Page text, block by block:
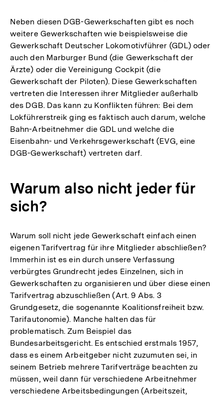
Neben diesen DGB-Gewerkschaften gibt es noch
weitere Gewerkschaften wie beispielsweise die
Gewerkschaft Deutscher Lokomotivführer (GDL) oder
auch den Marburger Bund (die Gewerkschaft der
Ärzte) oder die Vereinigung Cockpit (die
Gewerkschaft der Piloten). Diese Gewerkschaften
vertreten die Interessen ihrer Mitglieder außerhalb
des DGB. Das kann zu Konflikten führen: Bei dem
Lokführerstreik ging es faktisch auch darum, welche
Bahn-Arbeitnehmer die GDL und welche die
Eisenbahn- und Verkehrsgewerkschaft (EVG, eine
DGB-Gewerkschaft) vertreten darf.
Warum also nicht jeder für
sich?
Warum soll nicht jede Gewerkschaft einfach einen
eigenen Tarifvertrag für ihre Mitglieder abschließen?
Immerhin ist es ein durch unsere Verfassung
verbürgtes Grundrecht jedes Einzelnen, sich in
Gewerkschaften zu organisieren und über diese einen
Tarifvertrag abzuschließen (Art. 9 Abs. 3
Grundgesetz, die sogenannte Koalitionsfreiheit bzw.
Tarifautonomie). Manche halten das für
problematisch. Zum Beispiel das
Bundesarbeitsgericht. Es entschied erstmals 1957,
dass es einem Arbeitgeber nicht zuzumuten sei, in
seinem Betrieb mehrere Tarifverträge beachten zu
müssen, weil dann für verschiedene Arbeitnehmer
verschiedene Arbeitsbedingungen (Arbeitszeit,